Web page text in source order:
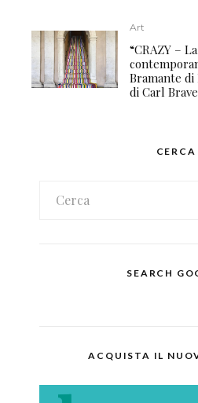
Art
“CRAZY –
Bramante di
di Carl Brave
CERCA
SEARCH
ACQUISTA IL